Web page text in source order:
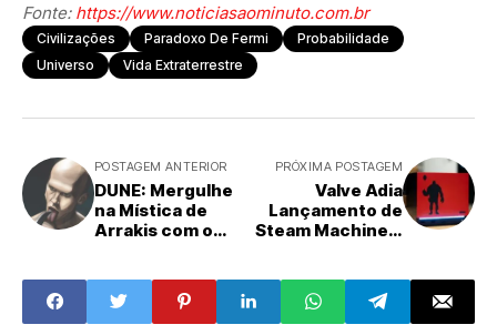
Fonte: https://www.noticiasaominuto.com.br
Civilizações Paradoxo De Fermi
Probabilidade
Universo
Vida Extraterrestre
POSTAGEM ANTERIOR
DUNE: Mergulhe
na Mística de
Arrakis com o
Sinistro Feyd-
Rautha
PRÓXIMA POSTAGEM
Valve Adia
Lançamento de
Steam Machine e
Devido à Crise de
Componentes,
Preços Devem